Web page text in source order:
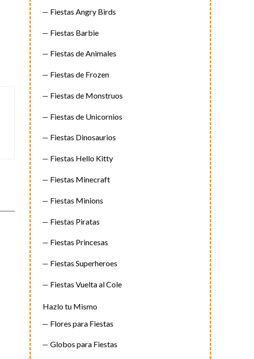
Fiestas Angry Birds
Fiestas Barbie
Fiestas de Animales
Fiestas de Frozen
Fiestas de Monstruos
Fiestas de Unicornios
Fiestas Dinosaurios
Fiestas Hello Kitty
Fiestas Minecraft
Fiestas Minions
Fiestas Piratas
Fiestas Princesas
Fiestas Superheroes
Fiestas Vuelta al Cole
Hazlo tu Mismo
Flores para Fiestas
Globos para Fiestas